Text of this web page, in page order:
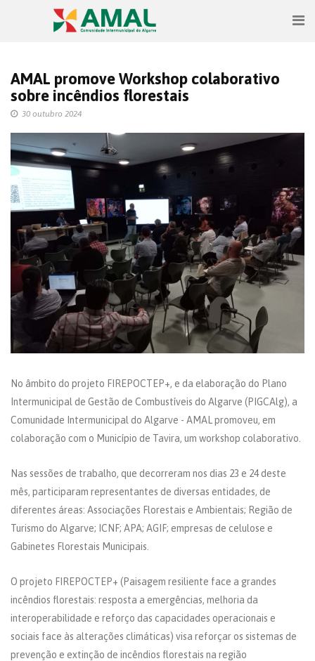
AMAL promove Workshop colaborativo
sobre incêndios florestais
30 outubro 2024
No âmbito do projeto FIREPOCTEP+, e da elaboração do Plano
Intermunicipal de Gestão de Combustíveis do Algarve (PIGCAlg), a
Comunidade Intermunicipal do Algarve - AMAL promoveu, em
colaboração com o Município de Tavira, um workshop colaborativo.
Nas sessões de trabalho, que decorreram nos dias 23 e 24 deste
mês, participaram representantes de diversas entidades, de
diferentes áreas: Associações Florestais e Ambientais; Região de
Turismo do Algarve; ICNF; APA; AGIF; empresas de celulose e
Gabinetes Florestais Municipais.
O projeto FIREPOCTEP+ (Paisagem resiliente face a grandes
incêndios florestais: resposta a emergências, melhoria da
interoperabilidade e reforço das capacidades operacionais e
sociais face às alterações climáticas) visa reforçar os sistemas de
prevenção e extinção de incêndios florestais na região